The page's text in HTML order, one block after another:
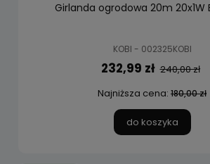
Girlanda ogrodowa 20m 20x1W
KOBI - 002325KOBI
232,99 zł 240,00 zł
Najniższa cena: 180,00 zł
do koszyka